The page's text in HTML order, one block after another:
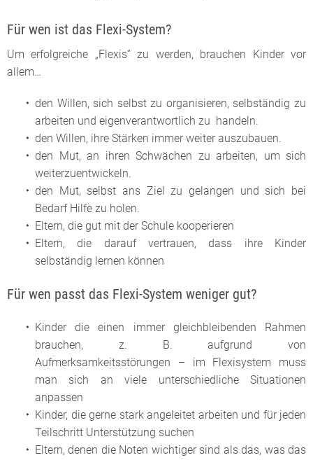
Für wen ist das Flexi-System?
Um erfolgreiche „Flexis“ zu werden, brauchen Kinder vor
allem…
den Willen, sich selbst zu organisieren, selbständig zu
arbeiten und eigenverantwortlich zu handeln.
den Willen, ihre Stärken immer weiter auszubauen.
den Mut, an ihren Schwächen zu arbeiten, um sich
weiterzuentwickeln.
den Mut, selbst ans Ziel zu gelangen und sich bei
Bedarf Hilfe zu holen.
Eltern, die gut mit der Schule kooperieren
Eltern, die darauf vertrauen, dass ihre Kinder
selbständig lernen können
Für wen passt das Flexi-System weniger gut?
Kinder die einen immer gleichbleibenden Rahmen
brauchen, z. B. aufgrund von
Aufmerksamkeitsstörungen – im Flexisystem muss
man sich an viele unterschiedliche Situationen
anpassen
Kinder, die gerne stark angeleitet arbeiten und für jeden
Teilschritt Unterstützung suchen
Eltern, denen die Noten wichtiger sind als das, was das